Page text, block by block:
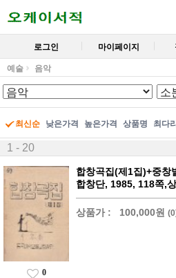
로그인 마이페이지
예술 음악
최신순 낮은가격 높은가격 상품명 최다
1 - 20
합창곡집(제1집)+중창
합창단, 1985, 118쪽,
상품가 : 100,000원
0